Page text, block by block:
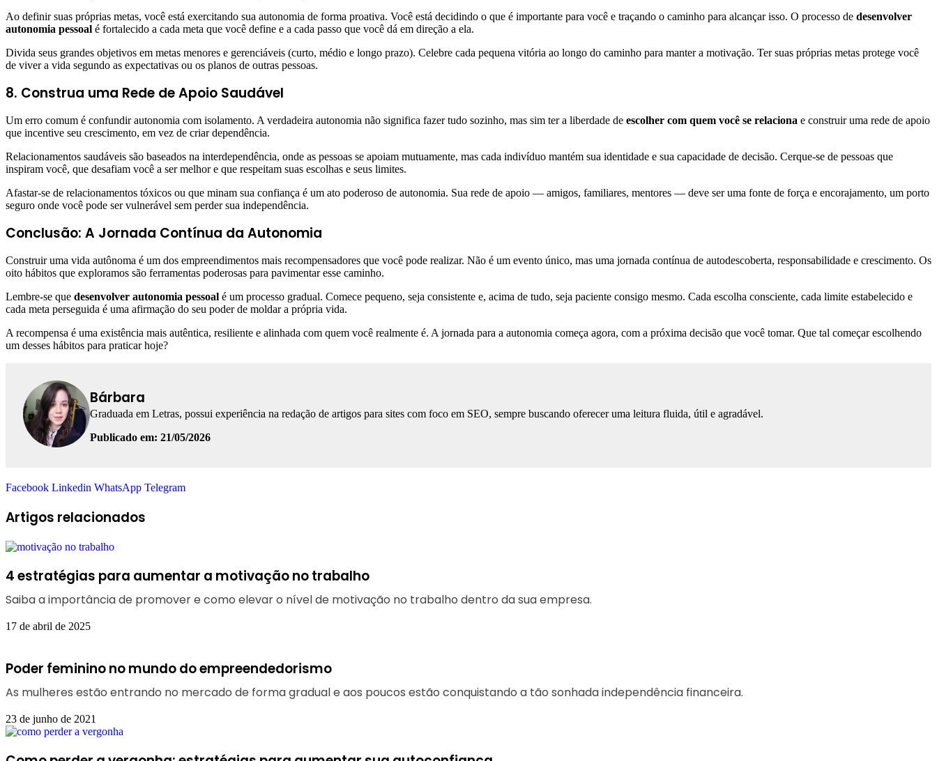
Ao definir suas próprias metas, você está exercitando sua autonomia de forma proativa. Você está decidindo o que é importante para você e traçando o caminho para alcançar isso. O processo de desenvolver
autonomia pessoal é fortalecido a cada meta que você define e a cada passo que você dá em direção a ela.
Divida seus grandes objetivos em metas menores e gerenciáveis (curto, médio e longo prazo). Celebre cada pequena vitória ao longo do caminho para manter a motivação. Ter suas próprias metas protege você
de viver a vida segundo as expectativas ou os planos de outras pessoas.
8. Construa uma Rede de Apoio Saudável
Um erro comum é confundir autonomia com isolamento. A verdadeira autonomia não significa fazer tudo sozinho, mas sim ter a liberdade de escolher com quem você se relaciona e construir uma rede de apoio
que incentive seu crescimento, em vez de criar dependência.
Relacionamentos saudáveis são baseados na interdependência, onde as pessoas se apoiam mutuamente, mas cada indivíduo mantém sua identidade e sua capacidade de decisão. Cerque-se de pessoas que
inspiram você, que desafiam você a ser melhor e que respeitam suas escolhas e seus limites.
Afastar-se de relacionamentos tóxicos ou que minam sua confiança é um ato poderoso de autonomia. Sua rede de apoio — amigos, familiares, mentores — deve ser uma fonte de força e encorajamento, um porto
seguro onde você pode ser vulnerável sem perder sua independência.
Conclusão: A Jornada Contínua da Autonomia
Construir uma vida autônoma é um dos empreendimentos mais recompensadores que você pode realizar. Não é um evento único, mas uma jornada contínua de autodescoberta, responsabilidade e crescimento. Os
oito hábitos que exploramos são ferramentas poderosas para pavimentar esse caminho.
Lembre-se que desenvolver autonomia pessoal é um processo gradual. Comece pequeno, seja consistente e, acima de tudo, seja paciente consigo mesmo. Cada escolha consciente, cada limite estabelecido e
cada meta perseguida é uma afirmação do seu poder de moldar a própria vida.
A recompensa é uma existência mais autêntica, resiliente e alinhada com quem você realmente é. A jornada para a autonomia começa agora, com a próxima decisão que você tomar. Que tal começar escolhendo
um desses hábitos para praticar hoje?
Bárbara
Graduada em Letras, possui experiência na redação de artigos para sites com foco em SEO, sempre buscando oferecer uma leitura fluida, útil e agradável.
Publicado em: 21/05/2026
Facebook Linkedin WhatsApp Telegram
Artigos relacionados
4 estratégias para aumentar a motivação no trabalho
Saiba a importância de promover e como elevar o nível de motivação no trabalho dentro da sua empresa.
17 de abril de 2025
Poder feminino no mundo do empreendedorismo
As mulheres estão entrando no mercado de forma gradual e aos poucos estão conquistando a tão sonhada independência financeira.
23 de junho de 2021